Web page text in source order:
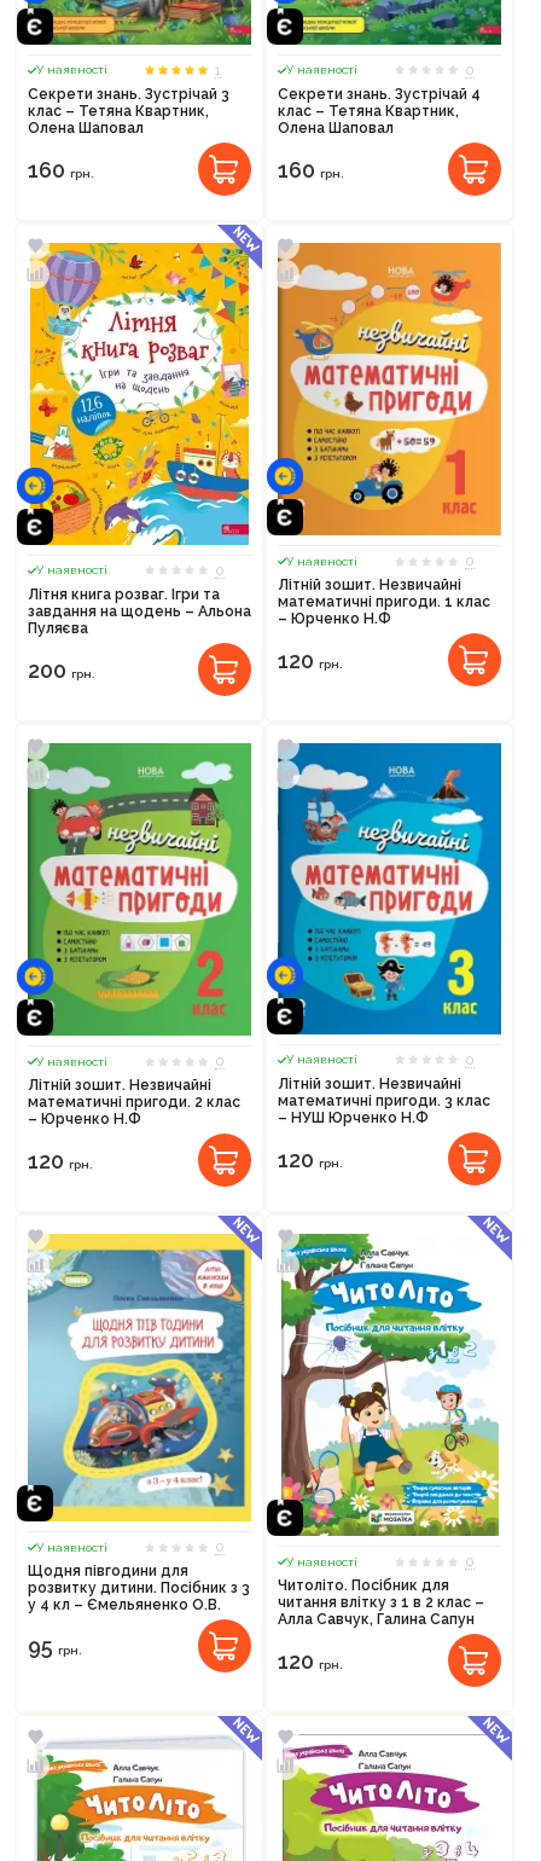
У наявності
1
Секрети знань. Зустрічай 3
клас – Тетяна Квартник,
Олена Шаповал
160 грн.
У наявності
0
Секрети знань. Зустрічай 4
клас – Тетяна Квартник,
Олена Шаповал
160 грн.
У наявності
0
Літня книга розваг. Ігри та
завдання на щодень – Альона
Пуляєва
200 грн.
У наявності
0
Літній зошит. Незвичайні
математичні пригоди. 1 клас
– Юрченко Н.Ф
120 грн.
У наявності
0
Літній зошит. Незвичайні
математичні пригоди. 2 клас
– Юрченко Н.Ф
120 грн.
У наявності
0
Літній зошит. Незвичайні
математичні пригоди. 3 клас
– НУШ Юрченко Н.Ф
120 грн.
У наявності
0
Щодня півгодини для
розвитку дитини. Посібник з 3
у 4 кл – Ємельяненко О.В.
95 грн.
У наявності
0
Читоліто. Посібник для
читання влітку з 1 в 2 клас –
Алла Савчук, Галина Сапун
120 грн.